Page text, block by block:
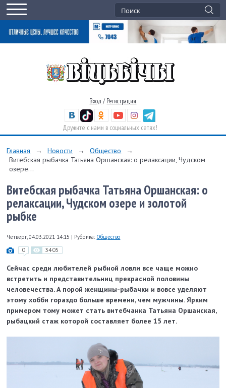
Вход / Регистрация
Дружите с нами в социальных сетях!
Главная → Новости → Общество
→
Витебская рыбачка Татьяна Оршанская: о релаксации, Чудском
озере...
Витебская рыбачка Татьяна Оршанская: о
релаксации, Чудском озере и золотой
рыбке
Четверг, 04.03.2021 14:15 | Рубрика: Общество
0 3405
Сейчас среди любителей рыбной ловли все чаще можно
встретить и представительниц прекрасной половины
человечества. А порой женщины-рыбачки и вовсе уделяют
этому хобби гораздо больше времени, чем мужчины. Ярким
примером тому может стать витебчанка Татьяна Оршанская,
рыбацкий стаж которой составляет более 15 лет.